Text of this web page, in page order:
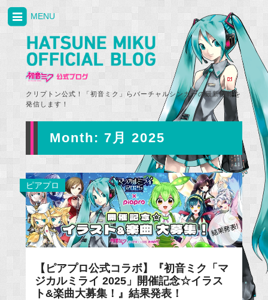
クリプトン公式！「初音ミク」らバーチャルシンガーの最新情報を
発信します！
MENU
Month: 7月 2025
ピアプロ
【ピアプロ公式コラボ】『初音ミク「マ
ジカルミライ 2025」開催記念☆イラス
ト&楽曲大募集！』結果発表！